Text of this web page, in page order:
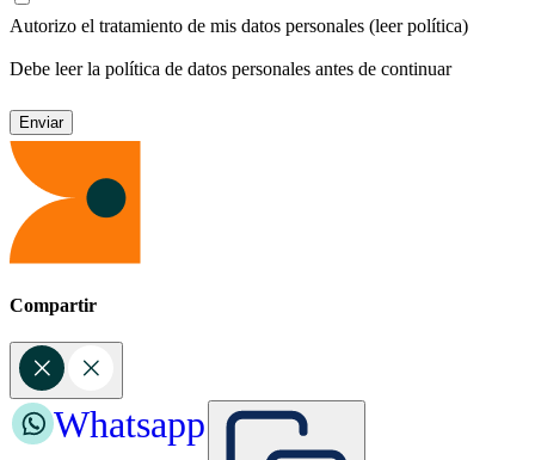
Autorizo el tratamiento de mis datos personales (leer política)
Debe leer la política de datos personales antes de continuar
Compartir
Whatsapp